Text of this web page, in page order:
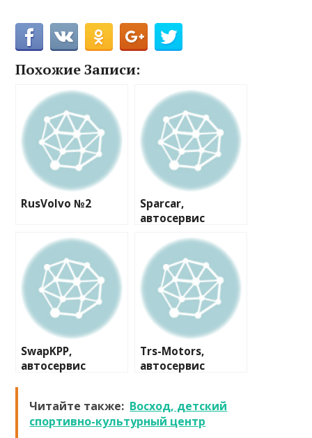
Похожие Записи:
RusVolvo №2
Sparcar,
автосервис
SwapKPP,
автосервис
Trs-Motors,
автосервис
Читайте также: Восход, детский
спортивно-культурный центр